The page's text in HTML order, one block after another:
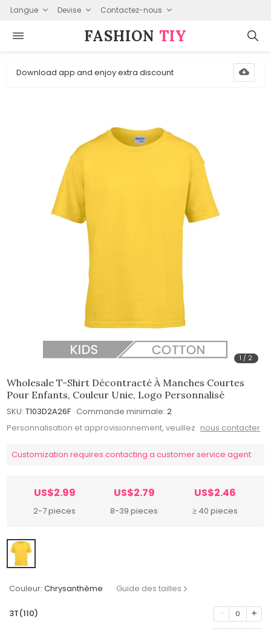
Langue Devise Contactez-nous
FASHION⁠ TIY
Download app and enjoy extra discount
1 / 2
Wholesale T-Shirt Décontracté À Manches Courtes
Pour Enfants, Couleur Unie, Logo Personnalisé
SKU: T103D2A26F Commande minimale: 2
Personnalisation et approvisionnement, veuillez nous contacter
Customization requires contacting a customer service agent.
US$2.99
2-7 pieces
US$2.79
8-39 pieces
US$2.46
≥ 40 pieces
Couleur: Chrysanthème Guide des tailles
3T(110) 0